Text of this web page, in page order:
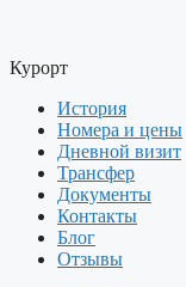
Курорт
История
Номера и цены
Дневной визит
Трансфер
Документы
Контакты
Блог
Отзывы